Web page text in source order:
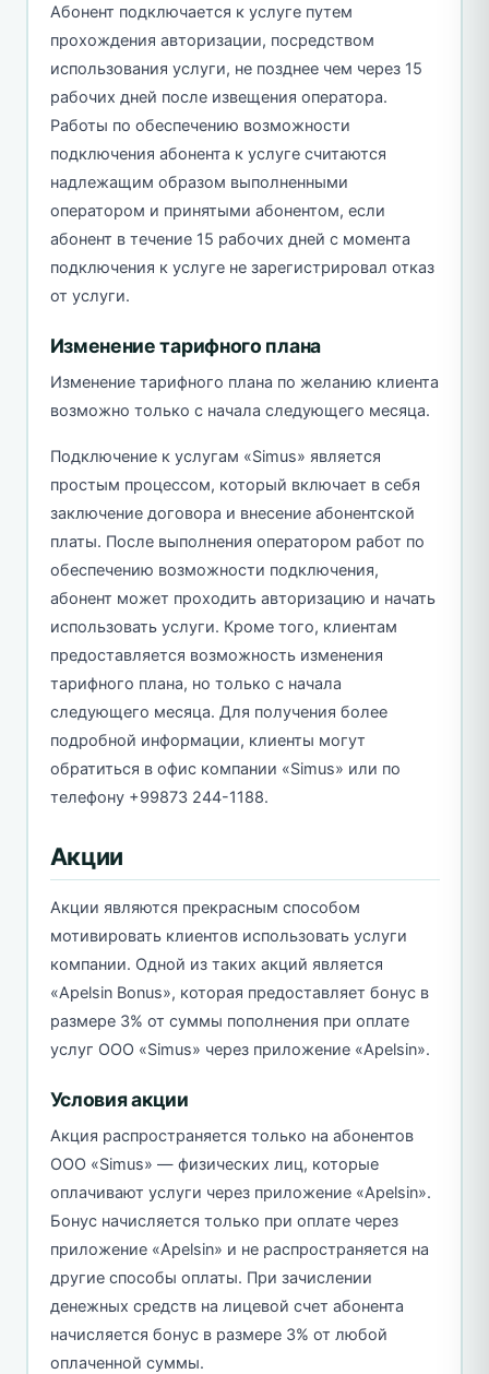
Абонент подключается к услуге путем
прохождения авторизации, посредством
использования услуги, не позднее чем через 15
рабочих дней после извещения оператора.
Работы по обеспечению возможности
подключения абонента к услуге считаются
надлежащим образом выполненными
оператором и принятыми абонентом, если
абонент в течение 15 рабочих дней с момента
подключения к услуге не зарегистрировал отказ
от услуги.
Изменение тарифного плана
Изменение тарифного плана по желанию клиента
возможно только с начала следующего месяца.
Подключение к услугам «Simus» является
простым процессом, который включает в себя
заключение договора и внесение абонентской
платы. После выполнения оператором работ по
обеспечению возможности подключения,
абонент может проходить авторизацию и начать
использовать услуги. Кроме того, клиентам
предоставляется возможность изменения
тарифного плана, но только с начала
следующего месяца. Для получения более
подробной информации, клиенты могут
обратиться в офис компании «Simus» или по
телефону +99873 244-1188.
Акции
Акции являются прекрасным способом
мотивировать клиентов использовать услуги
компании. Одной из таких акций является
«Apelsin Bonus», которая предоставляет бонус в
размере 3% от суммы пополнения при оплате
услуг ООО «Simus» через приложение «Apelsin».
Условия акции
Акция распространяется только на абонентов
ООО «Simus» — физических лиц, которые
оплачивают услуги через приложение «Apelsin».
Бонус начисляется только при оплате через
приложение «Apelsin» и не распространяется на
другие способы оплаты. При зачислении
денежных средств на лицевой счет абонента
начисляется бонус в размере 3% от любой
оплаченной суммы.